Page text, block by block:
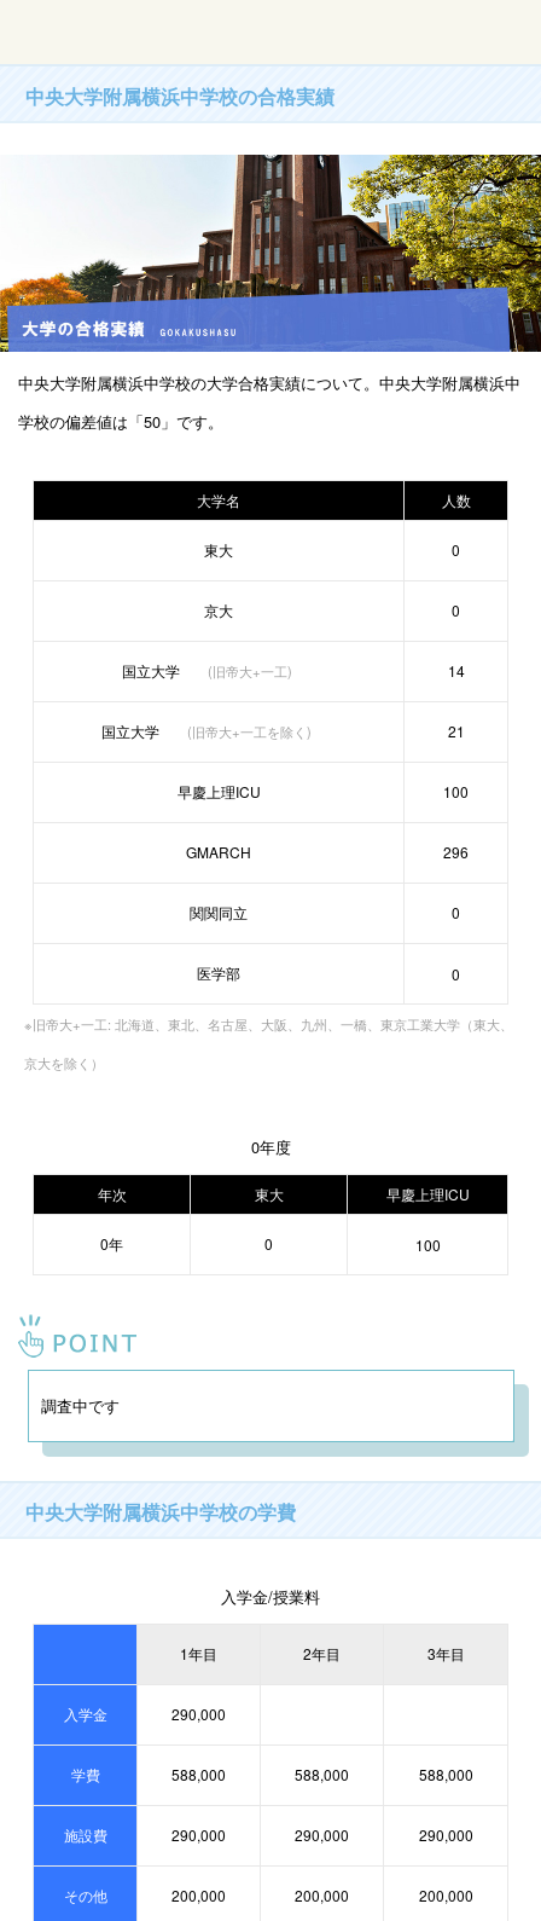
中央大学附属横浜中学校の合格実績
中央大学附属横浜中学校の大学合格実績について。中央大学附属横浜中
学校の偏差値は「50」です。
大学名 人数
東大 0
京大 0
国立大学 (旧帝大+一工) 14
国立大学 (旧帝大+一工を除く) 21
早慶上理ICU 100
GMARCH 296
関関同立 0
医学部 0
※旧帝大+一工: 北海道、東北、名古屋、大阪、九州、一橋、東京工業大学（東大、
京大を除く）
0年度
年次 東大 早慶上理ICU
0年 0 100
調査中です
中央大学附属横浜中学校の学費
入学金/授業料
1年目 2年目 3年目
入学金 290,000
学費 588,000 588,000 588,000
施設費 290,000 290,000 290,000
その他 200,000 200,000 200,000